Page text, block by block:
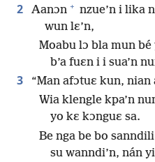
2 Aanɔn + nzue’n i lika
wun lɛ’n,
Moabu lɔ bla mun
b’a fuɛn i i sua’n
3
“Man afɔtuɛ kun, nian
Wia klengle kpa’n
yo kɛ kɔnguɛ sa.
Be nga be bo
su wanndi’n, nán